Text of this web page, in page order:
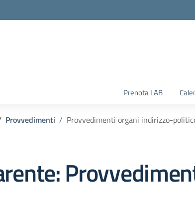
Prenota LAB
Provvedimenti Provvedimenti organi indirizzo-